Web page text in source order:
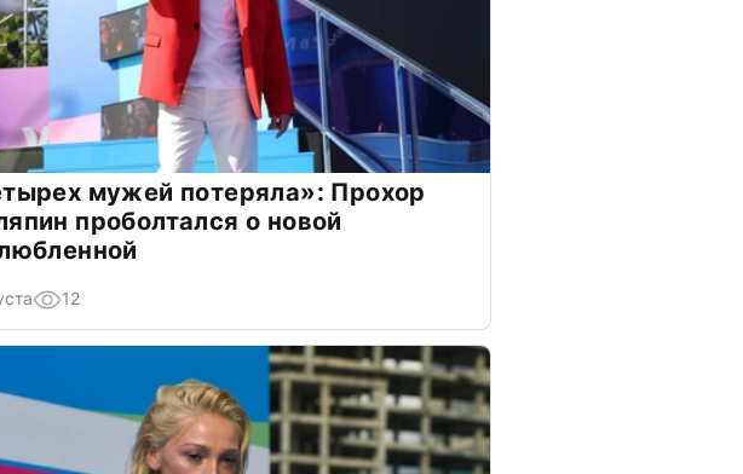
мужей потеряла»: Прохор
проболтался о новой
12